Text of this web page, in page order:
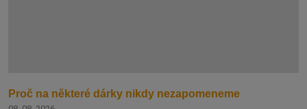
Proč na některé dárky nikdy nezapomeneme